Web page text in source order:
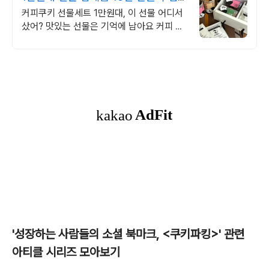
한 선물
커피쿠키 선물세트 1만원대, 이 선물 어디서
샀어? 맛있는 선물은 기억에 남아요 커피 한
'성장하는 사람들의 소셜 북마크, <쿠키파킹>' 관련
아티클 시리즈 모아보기